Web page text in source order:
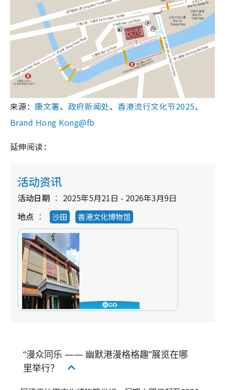
来源：康文署、 政府新闻处、 香港流行文化节2025、
Brand Hong Kong@fb
延伸阅读：
活动资讯
活动日期
2025年5月21日 - 2026年3月9日
地点
沙田 香港文化博物馆
“漫众同乐 —— 幽默港漫格格趣”展览在哪
里举行？